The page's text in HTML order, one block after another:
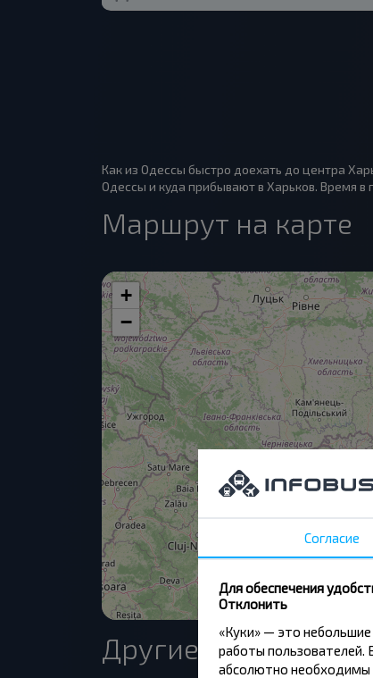
Как из Одессы быстро доехать до центра
Одессы и куда прибывают в Харьков. Время в
Маршрут на карте
+
−
Другие рейсы в
Согласие
Для обеспечения
Отклонить
«Куки» — это
работы пользователей.
абсолютно необходимы